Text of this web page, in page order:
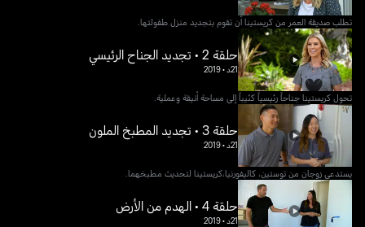
تطلب صديقة العمر من كريستينا أن تقوم بتجديد منزل طفولتها.
حلقة 2 • تجديد الجناح الرئيسي
21د •
2019
تحول كريستينا جناحاً رئيسياً كئيباً إلى مساحة أنيقة وعملية.
حلقة 3 • تجديد المطبخ الملون
21د •
2019
يستدعي زوجان من توستين، كاليفورنيا،كريستينا لتحديث مطبخهما.
حلقة 4 • الهدم من الأرض
21د •
2019